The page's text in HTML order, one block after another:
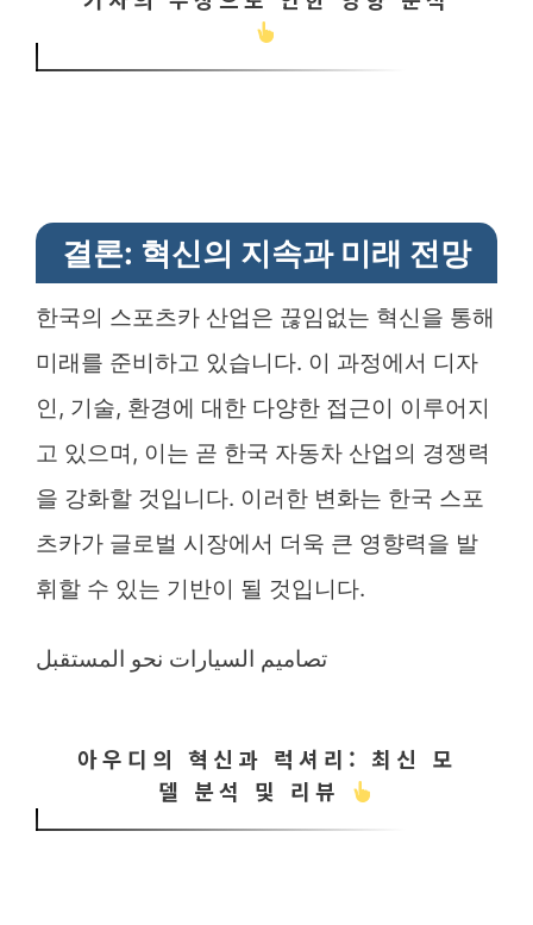
결론: 혁신의 지속과 미래 전망
한국의 스포츠카 산업은 끊임없는 혁신을 통해
미래를 준비하고 있습니다. 이 과정에서 디자
인, 기술, 환경에 대한 다양한 접근이 이루어지
고 있으며, 이는 곧 한국 자동차 산업의 경쟁력
을 강화할 것입니다. 이러한 변화는 한국 스포
츠카가 글로벌 시장에서 더욱 큰 영향력을 발
휘할 수 있는 기반이 될 것입니다.
تصاميم السيارات نحو المستقبل
아우디의 혁신과 럭셔리: 최신 모
델 분석 및 리뷰